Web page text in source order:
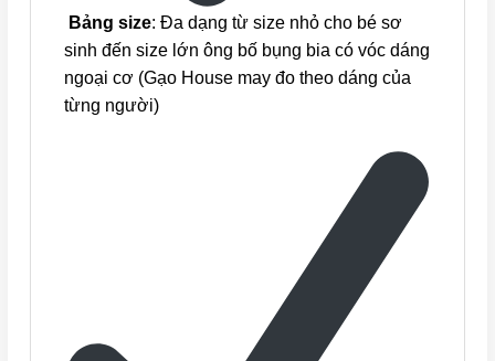
Bảng size: Đa dạng từ size nhỏ cho bé sơ
sinh đến size lớn ông bố bụng bia có vóc dáng
ngoại cơ (Gạo House may đo theo dáng của
từng người)